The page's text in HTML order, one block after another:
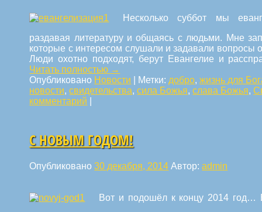
Несколько суббот мы
раздавая литературу и общаясь с людьми. Мне
которые с интересом слушали и задавали вопросы
Люди охотно подходят, берут Евангелие и
Читать полностью →
Опубликовано Новости Метки: добро,жизнь для
новости,свидетельства,сила Божья,слава Божья,
комментарий
С НОВЫМ ГОДОМ!
Опубликовано30 декабря, 2014 Автор:admin
Вот и подошёл к концу 2014 год…